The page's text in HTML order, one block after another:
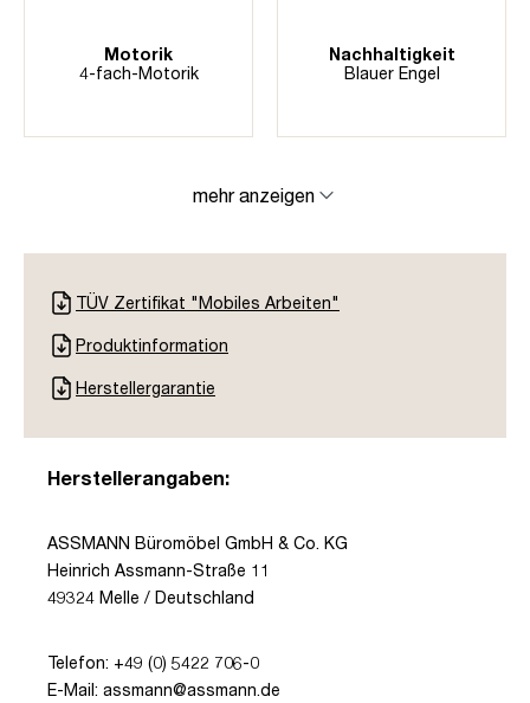
Motorik
4-fach-Motorik
Nachhaltigkeit
Blauer Engel
mehr anzeigen
TÜV Zertifikat "Mobiles Arbeiten"
Produktinformation
Herstellergarantie
Herstellerangaben:
ASSMANN Büromöbel GmbH & Co. KG
Heinrich Assmann-Straße 11
49324 Melle / Deutschland
Telefon: +49 (0) 5422 706-0
E-Mail: assmann@assmann.de